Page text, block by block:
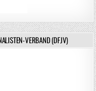
VERBAND (DFJV)